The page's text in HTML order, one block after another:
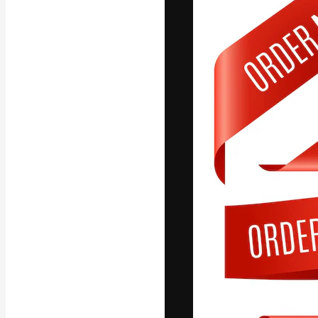
La plataforma
trabajo. Más
entre
estudios.
Español